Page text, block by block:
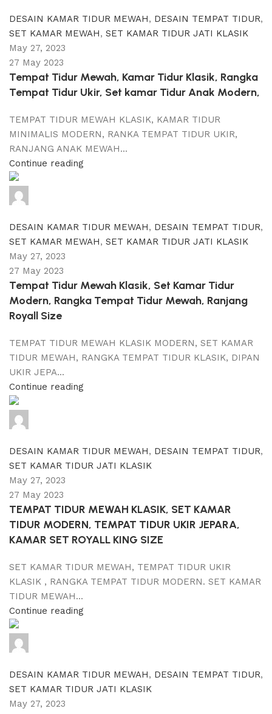
DESAIN KAMAR TIDUR MEWAH, DESAIN TEMPAT TIDUR,
SET KAMAR MEWAH, SET KAMAR TIDUR JATI KLASIK
May 27, 2023
27 May 2023
Tempat Tidur Mewah, Kamar Tidur Klasik, Rangka
Tempat Tidur Ukir, Set kamar Tidur Anak Modern,
TEMPAT TIDUR MEWAH KLASIK, KAMAR TIDUR
MINIMALIS MODERN, RANKA TEMPAT TIDUR UKIR,
RANJANG ANAK MEWAH...
Continue reading
DESAIN KAMAR TIDUR MEWAH, DESAIN TEMPAT TIDUR,
SET KAMAR MEWAH, SET KAMAR TIDUR JATI KLASIK
May 27, 2023
27 May 2023
Tempat Tidur Mewah Klasik, Set Kamar Tidur
Modern, Rangka Tempat Tidur Mewah, Ranjang
Royall Size
TEMPAT TIDUR MEWAH KLASIK MODERN, SET KAMAR
TIDUR MEWAH, RANGKA TEMPAT TIDUR KLASIK, DIPAN
UKIR JEPA...
Continue reading
DESAIN KAMAR TIDUR MEWAH, DESAIN TEMPAT TIDUR,
SET KAMAR TIDUR JATI KLASIK
May 27, 2023
27 May 2023
TEMPAT TIDUR MEWAH KLASIK, SET KAMAR
TIDUR MODERN, TEMPAT TIDUR UKIR JEPARA,
KAMAR SET ROYALL KING SIZE
SET KAMAR TIDUR MEWAH, TEMPAT TIDUR UKIR
KLASIK , RANGKA TEMPAT TIDUR MODERN. SET KAMAR
TIDUR MEWAH...
Continue reading
DESAIN KAMAR TIDUR MEWAH, DESAIN TEMPAT TIDUR,
SET KAMAR TIDUR JATI KLASIK
May 27, 2023